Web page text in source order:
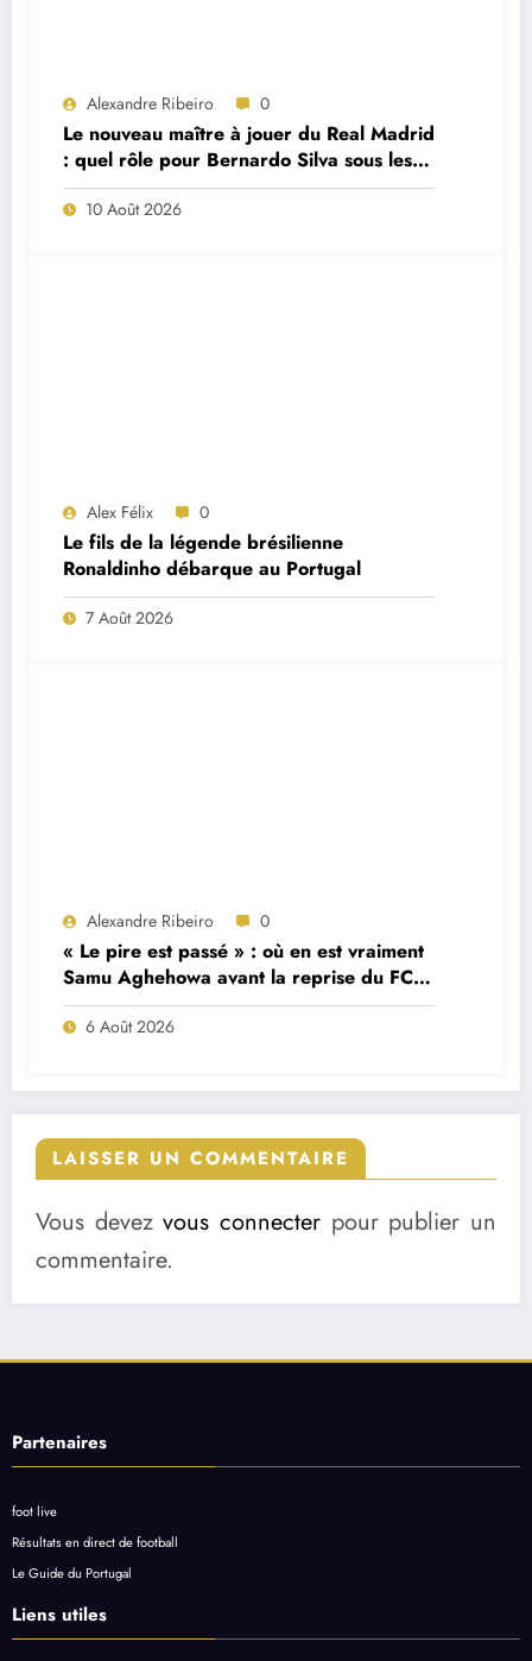
Alexandre Ribeiro 0
Le nouveau maître à jouer du Real Madrid
: quel rôle pour Bernardo Silva sous les
ordres de José Mourinho ?
10 Août 2026
Alex Félix 0
Le fils de la légende brésilienne
Ronaldinho débarque au Portugal
7 Août 2026
Alexandre Ribeiro 0
« Le pire est passé » : où en est vraiment
Samu Aghehowa avant la reprise du FC
Porto ?
6 Août 2026
LAISSER UN COMMENTAIRE
Vous devezvous connecter pour publier un
commentaire.
Partenaires
foot live
Résultats en direct de football
Le Guide du Portugal
Liens utiles